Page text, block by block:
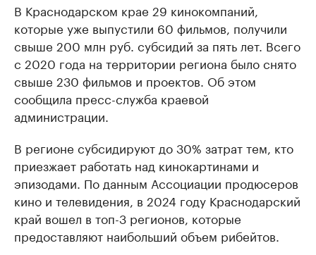
В Краснодарском крае 29 кинокомпаний,
которые уже выпустили 60 фильмов, получили
свыше 200 млн руб. субсидий за пять лет. Всего
с 2020 года на территории региона было снято
свыше 230 фильмов и проектов. Об этом
сообщила пресс-служба краевой
администрации.
В регионе субсидируют до 30% затрат тем, кто
приезжает работать над кинокартинами и
эпизодами. По данным Ассоциации продюсеров
кино и телевидения, в 2024 году Краснодарский
край вошел в топ-3 регионов, которые
предоставляют наибольший объем рибейтов.